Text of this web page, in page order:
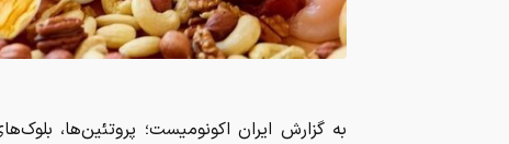
به گزارش ایران اکونومیست؛ پروتئین‌ها،